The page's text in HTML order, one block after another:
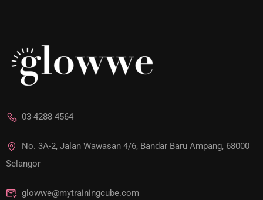
03-4288 4564
No. 3A-2, Jalan Wawasan 4/6, Bandar Baru Ampang, 68000
Selangor
glowwe@mytrainingcube.com